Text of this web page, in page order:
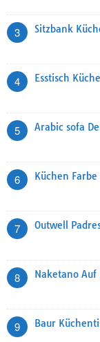
3 Sitzbank
4 Esstisch
5 Arabic sofa
6 Küchen
7 Outwell
8 Naketano Auf
9 Baur